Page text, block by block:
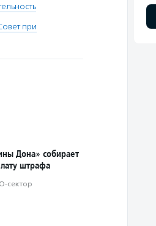
при
Дона» собирает
штрафа
сектор